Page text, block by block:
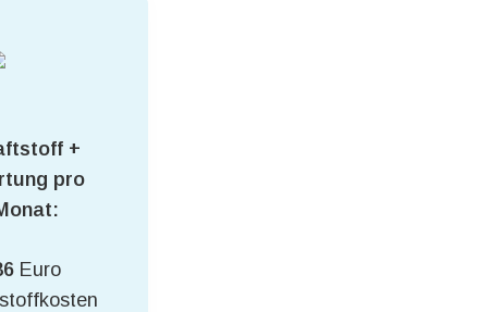
+
pro
Euro